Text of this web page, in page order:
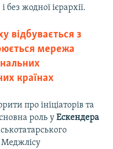
жодної ієрархії.
відбувається з
мережа
країнах
про ініціаторів та
роль у Ескендера
Меджлісу